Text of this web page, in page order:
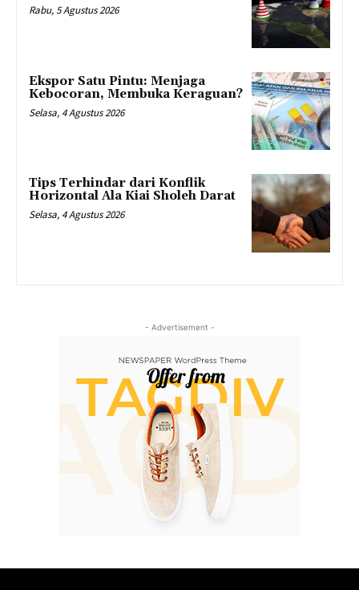
Rabu, 5 Agustus 2026
Ekspor Satu Pintu: Menjaga
Kebocoran, Membuka Keraguan?
Selasa, 4 Agustus 2026
Tips Terhindar dari Konflik
Horizontal Ala Kiai Sholeh Darat
Selasa, 4 Agustus 2026
- Advertisement -